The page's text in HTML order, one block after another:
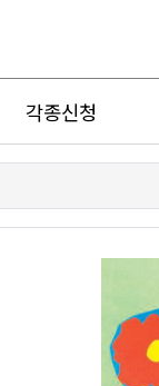
각종신청